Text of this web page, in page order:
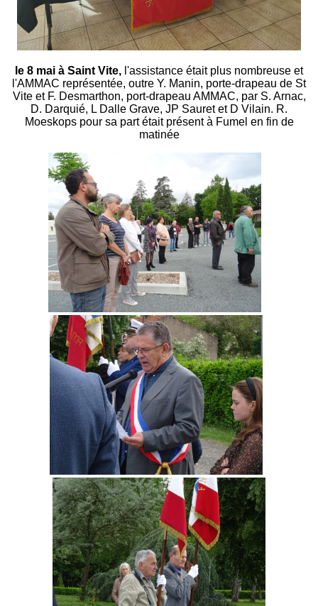
le 8 mai à Saint Vite, l'assistance était plus nombreuse et
l'AMMAC représentée, outre Y. Manin, porte-drapeau de St
Vite et F. Desmarthon, port-drapeau AMMAC, par S. Arnac,
D. Darquié, L Dalle Grave, JP Sauret et D Vilain. R.
Moeskops pour sa part était présent à Fumel en fin de
matinée